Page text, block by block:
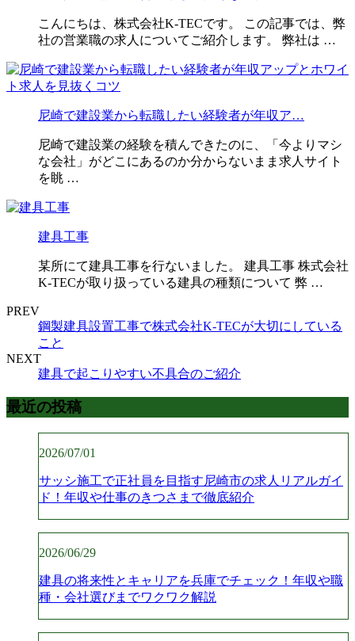
こんにちは、株式会社K-TECです。 この記事では、弊
社の営業職の求人についてご紹介します。 弊社は …
尼崎で建設業から転職したい経験者が年収ア…
尼崎で建設業の経験を積んできたのに、「今よりマシ
な会社」がどこにあるのか分からないまま求人サイト
を眺 …
建具工事
某所にて建具工事を行ないました。 建具工事 株式会社
K-TECが取り扱っている建具の種類について 弊 …
PREV
鋼製建具設置工事で株式会社K-TECが大切にしている
こと
NEXT
建具で起こりやすい不具合のご紹介
最近の投稿
2026/07/01
サッシ施工で正社員を目指す尼崎市の求人リアルガイ
ド！年収や仕事のきつさまで徹底紹介
2026/06/29
建具の将来性とキャリアを兵庫でチェック！年収や職
種・会社選びまでワクワク解説